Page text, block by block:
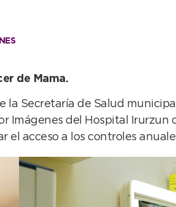
de Mama.
Secretaría de Salud
Imágenes del Hospital Irurzun
acceso a los controles